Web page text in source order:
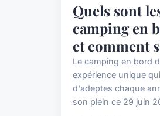
Quels sont
camping en
et comment
Le camping en bord
expérience unique
d'adeptes chaque
son plein ce 29 juin